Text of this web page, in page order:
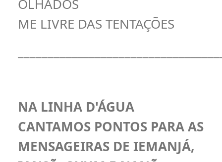
OLHADOS
ME LIVRE DAS TENTAÇÕES
NA LINHA D'ÁGUA
CANTAMOS PONTOS PARA AS
MENSAGEIRAS DE IEMANJÁ,